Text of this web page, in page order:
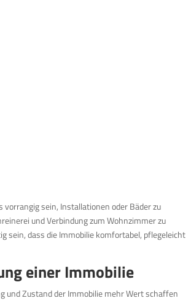
vorrangig sein, Installationen oder Bäder zu
und Verbindung zum Wohnzimmer zu
sein, dass die Immobilie komfortabel, pflegeleicht
einer Immobilie
und Zustand der Immobilie mehr Wert schaffen